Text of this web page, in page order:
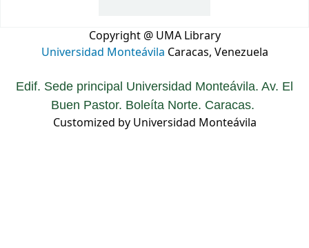
Copyright @ UMA Library
Universidad Monteávila Caracas, Venezuela
Edif. Sede principal Universidad Monteávila. Av. El
Buen Pastor. Boleíta Norte. Caracas.
Customized by Universidad Monteávila